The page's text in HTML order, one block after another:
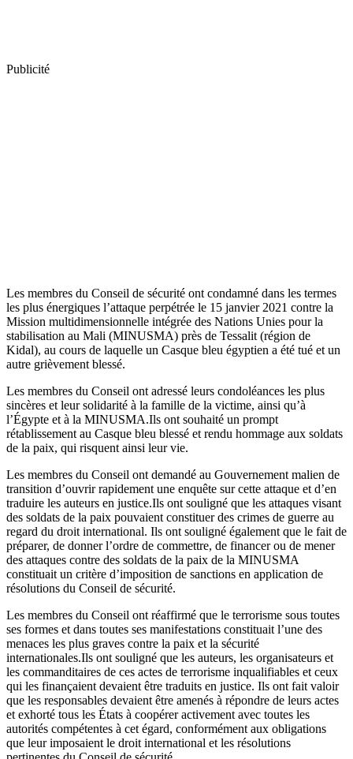
Publicité
Les membres du Conseil de sécurité ont condamné dans les termes
les plus énergiques l’attaque perpétrée le 15 janvier 2021 contre la
Mission multidimensionnelle intégrée des Nations Unies pour la
stabilisation au Mali (MINUSMA) près de Tessalit (région de
Kidal), au cours de laquelle un Casque bleu égyptien a été tué et un
autre grièvement blessé.
Les membres du Conseil ont adressé leurs condoléances les plus
sincères et leur solidarité à la famille de la victime, ainsi qu’à
l’Égypte et à la MINUSMA.Ils ont souhaité un prompt
rétablissement au Casque bleu blessé et rendu hommage aux soldats
de la paix, qui risquent ainsi leur vie.
Les membres du Conseil ont demandé au Gouvernement malien de
transition d’ouvrir rapidement une enquête sur cette attaque et d’en
traduire les auteurs en justice.Ils ont souligné que les attaques visant
des soldats de la paix pouvaient constituer des crimes de guerre au
regard du droit international. Ils ont souligné également que le fait de
préparer, de donner l’ordre de commettre, de financer ou de mener
des attaques contre des soldats de la paix de la MINUSMA
constituait un critère d’imposition de sanctions en application de
résolutions du Conseil de sécurité.
Les membres du Conseil ont réaffirmé que le terrorisme sous toutes
ses formes et dans toutes ses manifestations constituait l’une des
menaces les plus graves contre la paix et la sécurité
internationales.Ils ont souligné que les auteurs, les organisateurs et
les commanditaires de ces actes de terrorisme inqualifiables et ceux
qui les finançaient devaient être traduits en justice. Ils ont fait valoir
que les responsables devaient être amenés à répondre de leurs actes
et exhorté tous les États à coopérer activement avec toutes les
autorités compétentes à cet égard, conformément aux obligations
que leur imposaient le droit international et les résolutions